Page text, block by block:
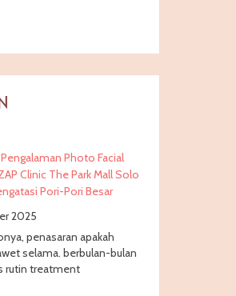
Pengalaman Photo Facial
Clinic The Park Mall Solo
Pori-Pori Besar
2025
penasaran apakah
selama. berbulan-bulan
rutin treatment